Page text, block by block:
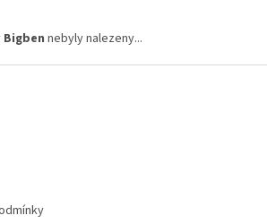
Bigben nebyly nalezeny...